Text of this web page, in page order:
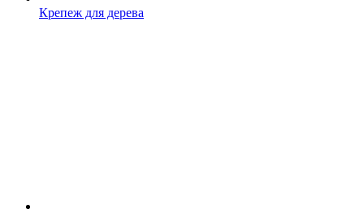
Крепеж для дерева